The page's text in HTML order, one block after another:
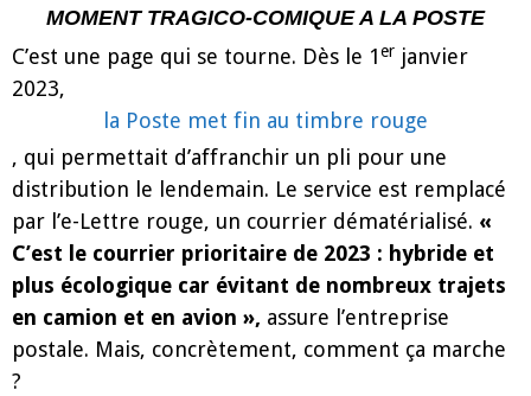
MOMENT TRAGICO-COMIQUE A LA POSTE
C’est une page qui se tourne. Dès le 1er janvier
2023,
la Poste met fin au timbre rouge
, qui permettait d’affranchir un pli pour une
distribution le lendemain. Le service est remplacé
par l’e-Lettre rouge, un courrier dématérialisé. «
C’est le courrier prioritaire de 2023 : hybride et
plus écologique car évitant de nombreux trajets
en camion et en avion », assure l’entreprise
postale. Mais, concrètement, comment ça marche
?